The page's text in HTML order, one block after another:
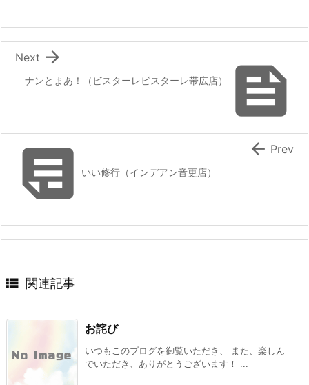

ナンとまあ！（ビスターレビスターレ帯広店）

Next
いい修行（インデアン音更店）
 Prev
 関連記事
お詫び
いつもこのブログを御覧いただき、 また、楽しん
でいただき、ありがとうございます！ ...